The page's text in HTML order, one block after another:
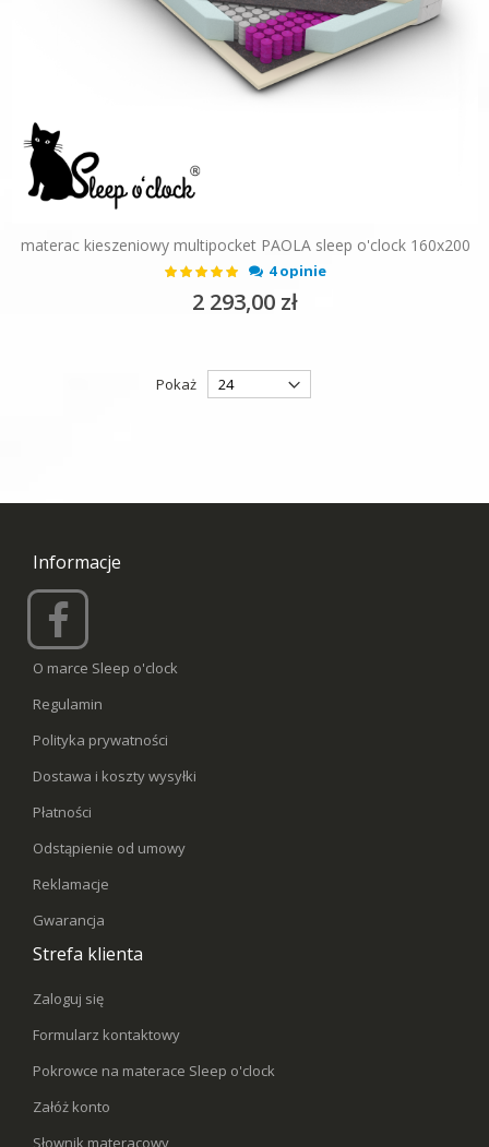
materac kieszeniowy multipocket PAOLA sleep o'clock 160x200
Ocena:
100%
4 opinie
2 293,00 zł
Pokaż
Informacje
O marce Sleep o'clock
Regulamin
Polityka prywatności
Dostawa i koszty wysyłki
Płatności
Odstąpienie od umowy
Reklamacje
Gwarancja
Strefa klienta
Zaloguj się
Formularz kontaktowy
Pokrowce na materace Sleep o'clock
Załóż konto
Słownik materacowy